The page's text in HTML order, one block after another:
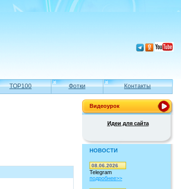
TOP100 Фотки Контакты
Видеоурок
Идеи для сайта
НОВОСТИ
08.06.2026
Telegram
подробнее>>